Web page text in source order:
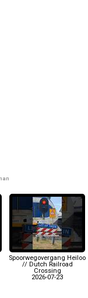
Spoorwegovergang Heiloo
// Dutch Railroad
Crossing
2026-07-23